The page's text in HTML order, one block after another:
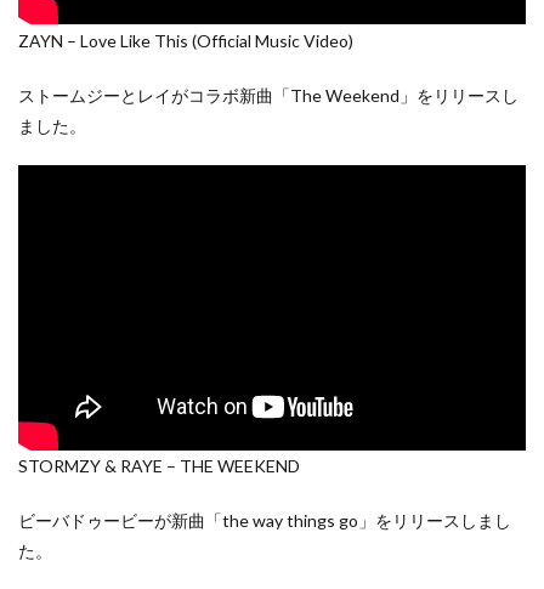
ZAYN – Love Like This (Official Music Video)
ストームジーとレイがコラボ新曲「The Weekend」をリリースし
ました。
STORMZY & RAYE – THE WEEKEND
ビーバドゥービーが新曲「the way things go」をリリースしまし
た。